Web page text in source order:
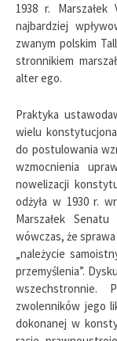
1938 r.
najbardziej
zwanym polskim
stronnikiem
alter ego.
Praktyka
wielu
do postulowania
wzmocnienia
nowelizacji
odżyła w 1930 r.
Marszałek
wówczas, że
„należycie
przemyślenia”.
wszechstronnie.
zwolenników jego
dokonanej w